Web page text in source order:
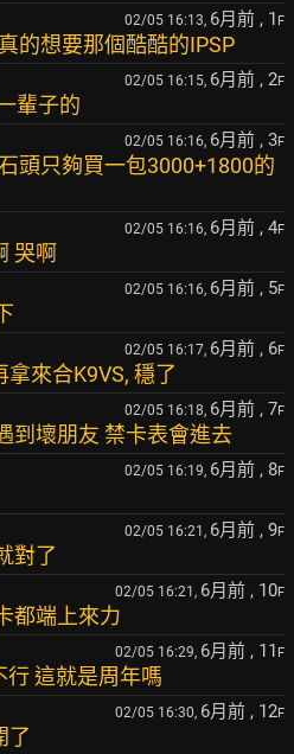
02/05 16:13, 6月前 , 1 F
的想要那個酷酷的IPSP
02/05 16:15, 6月前 , 2F
輩子的
02/05 16:16, 6月前 , 3F
頭只夠買一包3000+1800的
02/05 16:16, 6月前 , 4F
哭啊
02/05 16:16, 6月前 , 5F
02/05 16:17, 6月前 , 6F
來合K9VS, 穩了
02/05 16:18, 6月前 , 7F
到壞朋友 禁卡表會進去
02/05 16:19, 6月前 , 8F
02/05 16:21, 6月前 , 9F
對了
02/05 16:21, 6月前 , 10F
都端上來力
02/05 16:29, 6月前 , 11 F
行 這就是周年嗎
02/05 16:30, 6月前 , 12F
了